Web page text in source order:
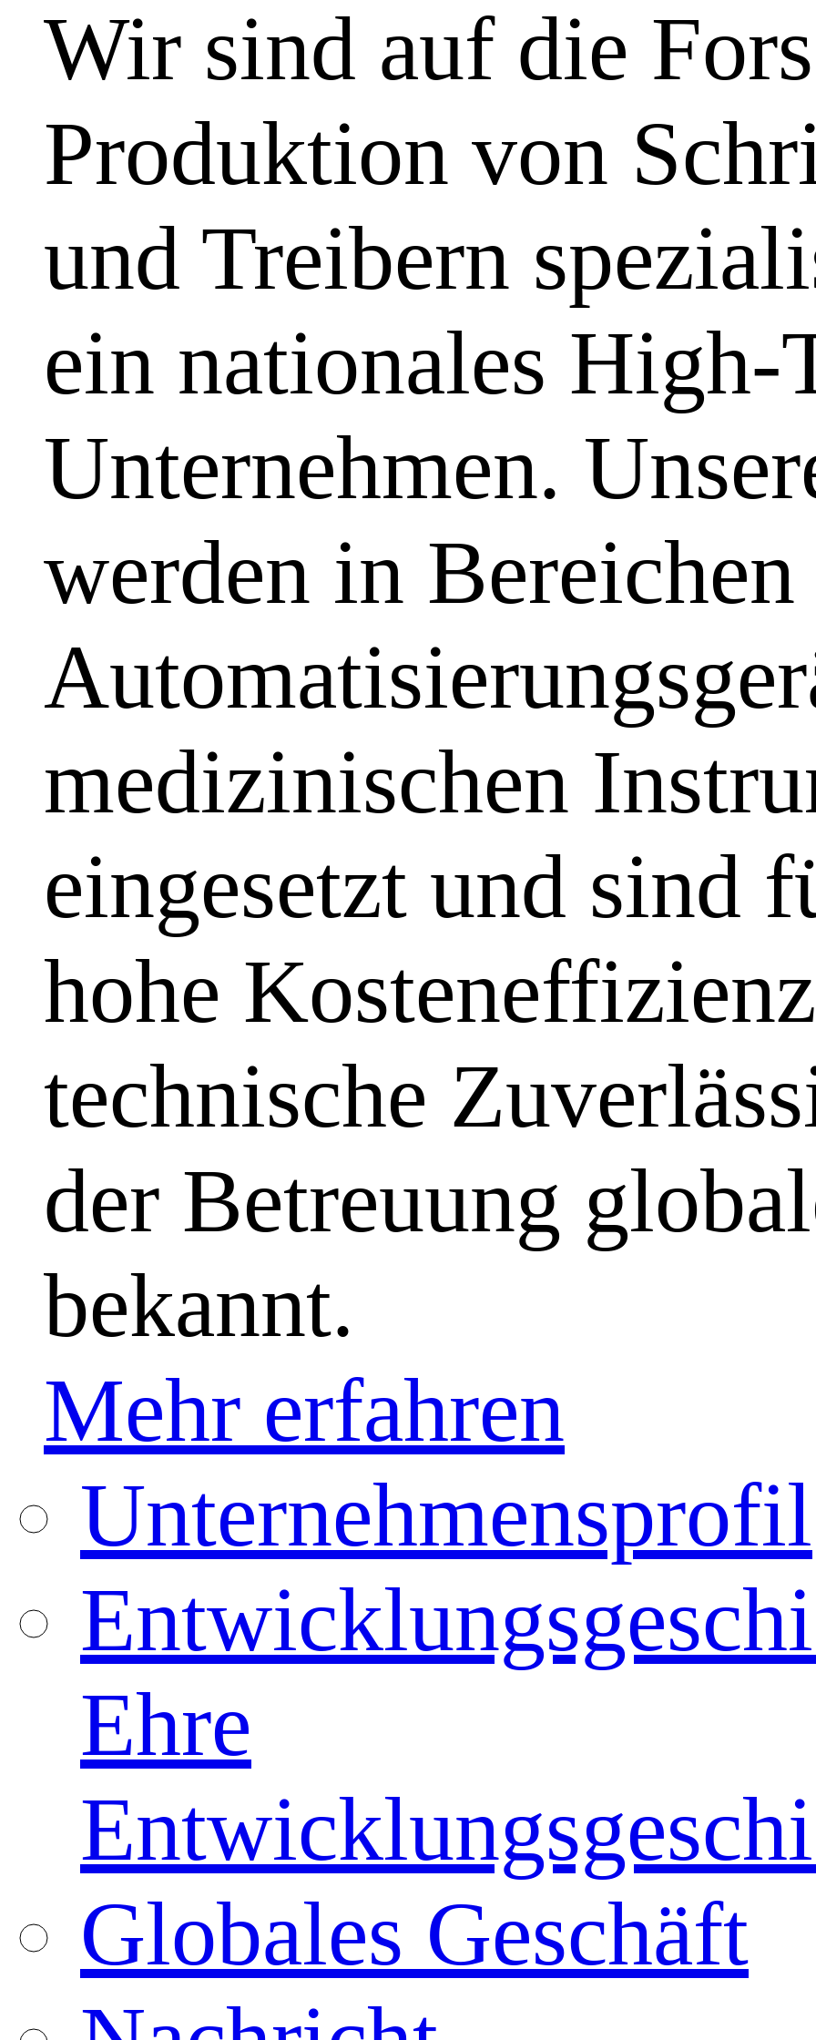
Wir sind auf die
Produktion von
und Treibern
ein nationales High-
Unternehmen.
werden in
medizinischen
eingesetzt und sind
hohe
technische
der Betreuung
bekannt.
Mehr erfahren
Unternehmensprofil
Ehre
Globales Geschäft